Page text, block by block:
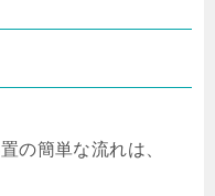
の簡単な流れは、